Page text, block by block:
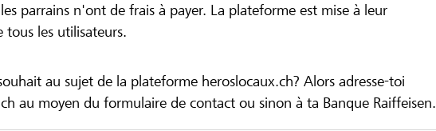
parrains n'ont de frais à payer. La plateforme est mise à leur
les utilisateurs.
au sujet de la plateforme heroslocaux.ch? Alors adresse-toi
au moyen du formulaire de contact ou sinon à ta Banque Raiffeisen.